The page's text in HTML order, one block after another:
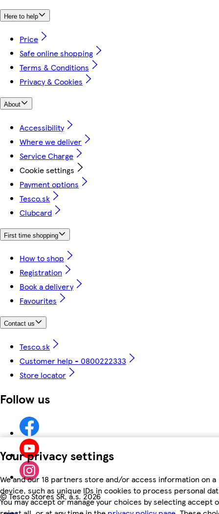
Your privacy settings
We and our 18 partners store and/or access information on a
device, such as unique IDs in cookies to process personal
You may accept or manage your choices by selecting accept
Here to help
Price
Safe online shopping
Terms & Conditions
Privacy & Cookies
About
Accessibility
Where we deliver
Service Charge
Cookie settings
Payment options
Tesco.sk
Clubcard
First time shopping
How to shop
Registration
Book a delivery
Favourites
Contact us
Tesco.sk
Customer help - 0800222333
Store locator
Follow us
©Tesco Stores SR, a.s. 2026